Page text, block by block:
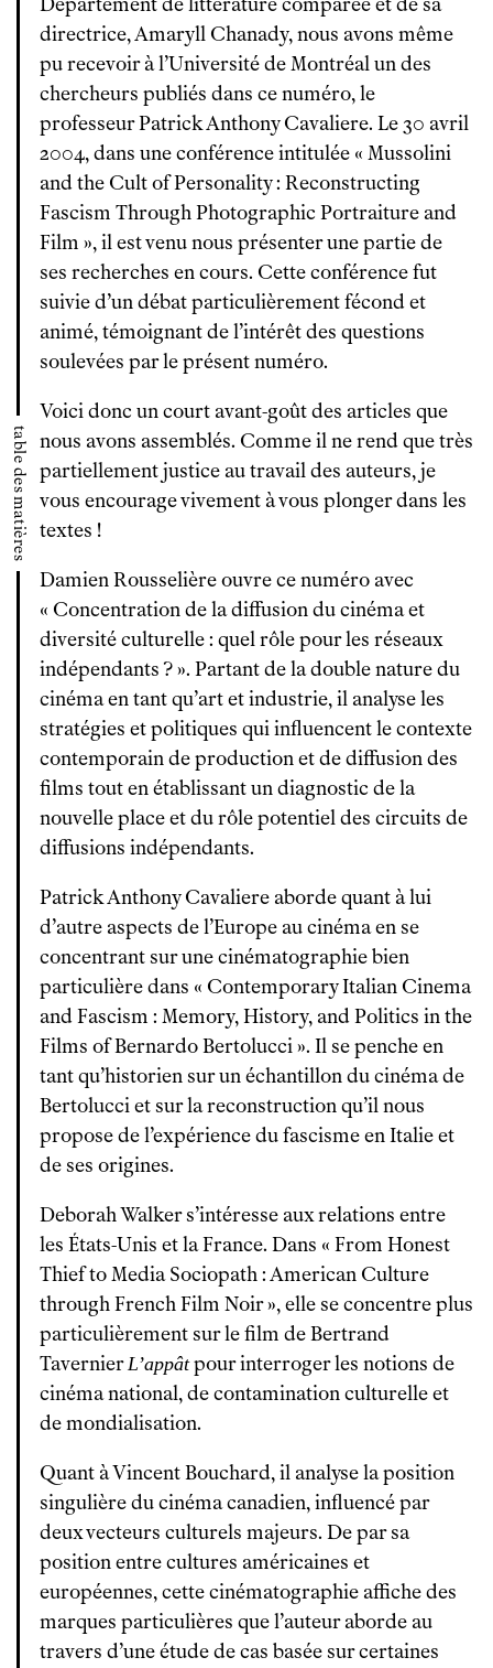
table des matières
directrice, Amaryll Chanady, nous avons même
pu recevoir à l’Université de Montréal un des
chercheurs publiés dans ce numéro, le
professeur Patrick Anthony Cavaliere. Le 30 avril
2004, dans une conférence intitulée « Mussolini
and the Cult of Personality : Reconstructing
Fascism Through Photographic Portraiture and
Film », il est venu nous présenter une partie de
ses recherches en cours. Cette conférence fut
suivie d’un débat particulièrement fécond et
animé, témoignant de l’intérêt des questions
soulevées par le présent numéro.
Voici donc un court avant-goût des articles que
nous avons assemblés. Comme il ne rend que très
partiellement justice au travail des auteurs, je
vous encourage vivement à vous plonger dans les
textes !
Damien Rousselière ouvre ce numéro avec
« Concentration de la diffusion du cinéma et
diversité culturelle : quel rôle pour les réseaux
indépendants ? ». Partant de la double nature du
cinéma en tant qu’art et industrie, il analyse les
stratégies et politiques qui influencent le contexte
contemporain de production et de diffusion des
films tout en établissant un diagnostic de la
nouvelle place et du rôle potentiel des circuits de
diffusions indépendants.
Patrick Anthony Cavaliere aborde quant à lui
d’autre aspects de l’Europe au cinéma en se
concentrant sur une cinématographie bien
particulière dans « Contemporary Italian Cinema
and Fascism : Memory, History, and Politics in the
Films of Bernardo Bertolucci ». Il se penche en
tant qu’historien sur un échantillon du cinéma de
Bertolucci et sur la reconstruction qu’il nous
propose de l’expérience du fascisme en Italie et
de ses origines.
Deborah Walker s’intéresse aux relations entre
les États-Unis et la France. Dans « From Honest
Thief to Media Sociopath : American Culture
through French Film Noir », elle se concentre plus
particulièrement sur le film de Bertrand
TavernierL’appâtpour interroger les notions de
cinéma national, de contamination culturelle et
de mondialisation.
Quant à Vincent Bouchard, il analyse la position
singulière du cinéma canadien, influencé par
deux vecteurs culturels majeurs. De par sa
position entre cultures américaines et
européennes, cette cinématographie affiche des
marques particulières que l’auteur aborde au
travers d’une étude de cas basée sur certaines